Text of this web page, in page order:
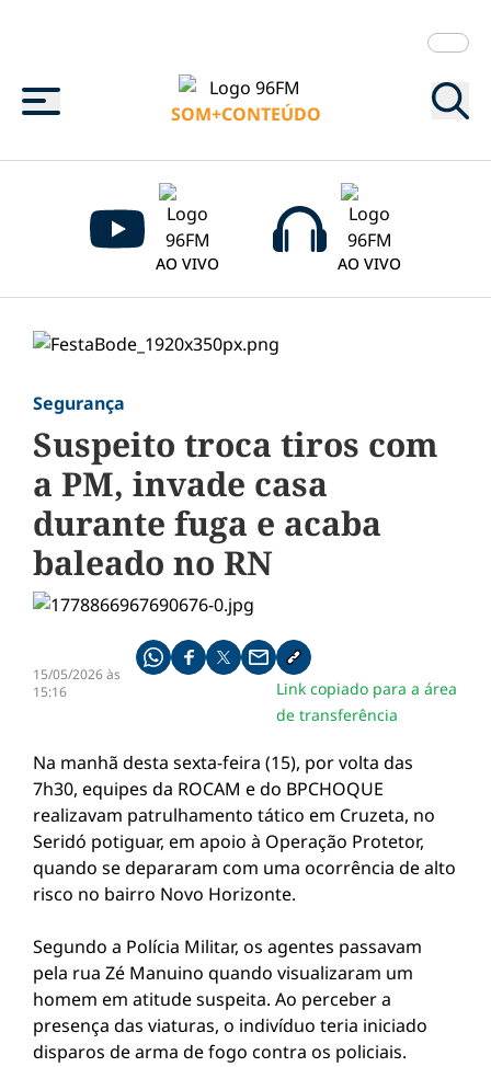
Menu
SOM+CONTEÚDO
AO VIVO AO VIVO
Segurança
Suspeito troca tiros com
a PM, invade casa
durante fuga e acaba
baleado no RN
15/05/2026 às
15:16
Compartilhe pelo whatsapp
Compartilhar no facebook
Compartilhar no twitter
Compartilhe pelo email
Copiar link da notícia
Link copiado para a área
de transferência
Na manhã desta sexta-feira (15), por volta das
7h30, equipes da ROCAM e do BPCHOQUE
realizavam patrulhamento tático em Cruzeta, no
Seridó potiguar, em apoio à Operação Protetor,
quando se depararam com uma ocorrência de alto
risco no bairro Novo Horizonte.
Segundo a Polícia Militar, os agentes passavam
pela rua Zé Manuino quando visualizaram um
homem em atitude suspeita. Ao perceber a
presença das viaturas, o indivíduo teria iniciado
disparos de arma de fogo contra os policiais.